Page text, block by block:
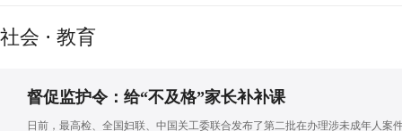
社会 · 教育
督促监护令：给“不及格”家长补补课
日前，最高检、全国妇联、中国关工委联合发布了第二批在办理涉未成年人案